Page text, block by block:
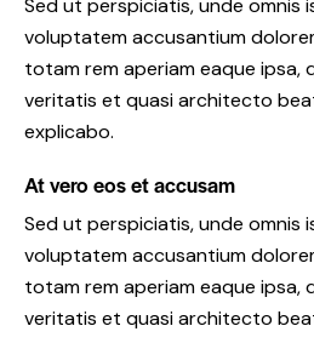
Sed ut perspiciatis, unde omnis
voluptatem accusantium
totam rem aperiam eaque ipsa,
veritatis et quasi architecto
explicabo.
At vero eos et accusam
Sed ut perspiciatis, unde omnis
voluptatem accusantium
totam rem aperiam eaque ipsa,
veritatis et quasi architecto